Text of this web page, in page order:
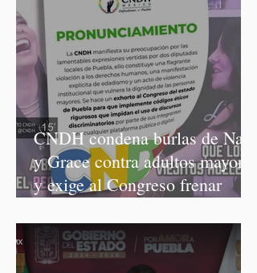
CNDH condena burlas de Nay
y Grace contra adultos mayores
y exige al Congreso frenar